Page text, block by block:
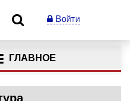
Войти
ГЛАВНОЕ